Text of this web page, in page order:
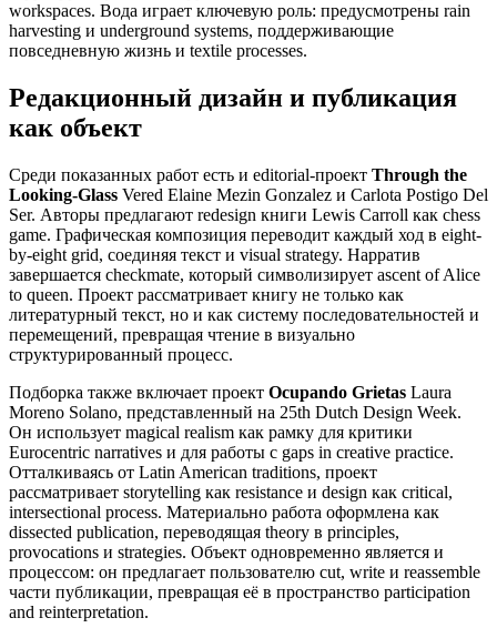
workspaces. Вода играет ключевую роль: предусмотрены rain
harvesting и underground systems, поддерживающие
повседневную жизнь и textile processes.
Редакционный дизайн и публикация
как объект
Среди показанных работ есть и editorial-проект Through the
Looking-Glass Vered Elaine Mezin Gonzalez и Carlota Postigo Del
Ser. Авторы предлагают redesign книги Lewis Carroll как chess
game. Графическая композиция переводит каждый ход в eight-
by-eight grid, соединяя текст и visual strategy. Нарратив
завершается checkmate, который символизирует ascent of Alice
to queen. Проект рассматривает книгу не только как
литературный текст, но и как систему последовательностей и
перемещений, превращая чтение в визуально
структурированный процесс.
Подборка также включает проект Ocupando Grietas Laura
Moreno Solano, представленный на 25th Dutch Design Week.
Он использует magical realism как рамку для критики
Eurocentric narratives и для работы с gaps in creative practice.
Отталкиваясь от Latin American traditions, проект
рассматривает storytelling как resistance и design как critical,
intersectional process. Материально работа оформлена как
dissected publication, переводящая theory в principles,
provocations и strategies. Объект одновременно является и
процессом: он предлагает пользователю cut, write и reassemble
части публикации, превращая её в пространство participation
and reinterpretation.